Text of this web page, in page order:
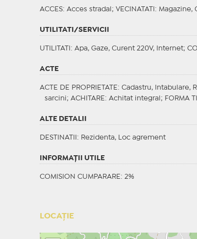
ACCES: Acces stradal; VECINATATI : Magazine,
UTILITATI/SERVICII
UTILITATI : Apa, Gaze, Curent 220V, Internet;
ACTE
ACTE DE PROPRIETATE : Cadastru, Intabulare,
sarcini; ACHITARE : Achitat integral; FORMA
ALTE DETALII
DESTINATII : Rezidenta, Loc agrement
INFORMAŢII UTILE
COMISION CUMPARARE: 2%
LOCAȚIE